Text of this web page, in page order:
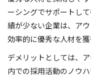
ーシングでサポートし
績が少ない企業は、ア
効率的に優秀な人材を
デメリットとしては、
内での採用活動のノウ